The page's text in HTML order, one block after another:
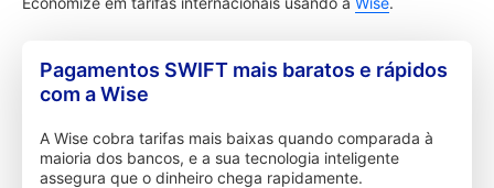
Pagamentos SWIFT mais baratos e rápidos
com a Wise
A Wise cobra tarifas mais baixas quando comparada à
maioria dos bancos, e a sua tecnologia inteligente
assegura que o dinheiro chega rapidamente.